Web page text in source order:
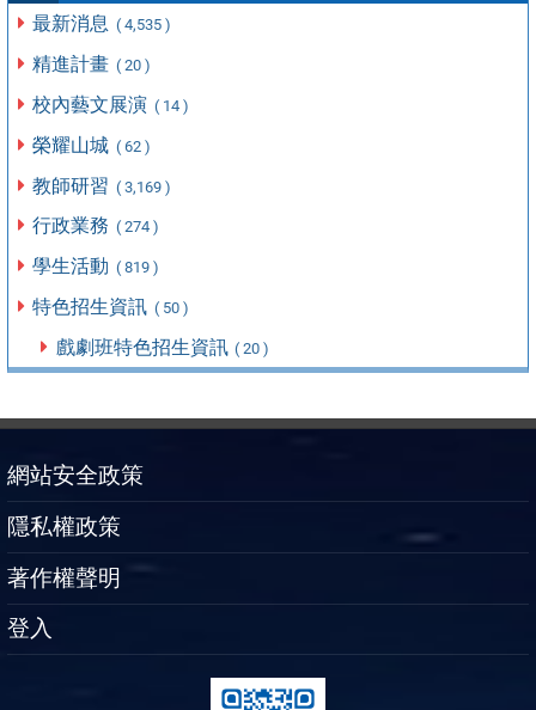
最新消息 ( 4,535 )
精進計畫 ( 20 )
校內藝文展演 ( 14 )
榮耀山城 ( 62 )
教師研習 ( 3,169 )
行政業務 ( 274 )
學生活動 ( 819 )
特色招生資訊 ( 50 )
戲劇班特色招生資訊 ( 20 )
網站安全政策
隱私權政策
著作權聲明
登入